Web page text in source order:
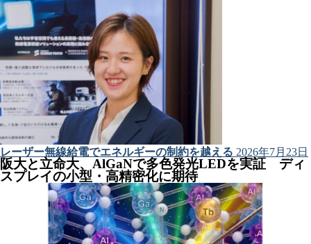
レーザー無線給電でエネルギーの制約を越える 2026年7月23日
阪大と立命大、AlGaNで多色発光LEDを実証 ディ
スプレイの小型・高精密化に期待